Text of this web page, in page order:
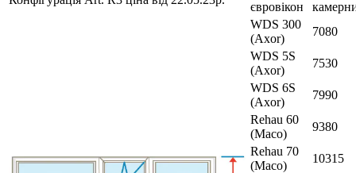
євровікон
WDS 300
(Axor)
7080
WDS 5S
(Axor)
7530
WDS 6S
(Axor)
7990
Rehau 60
(Maco)
9380
Rehau 70
(Maco)
10315